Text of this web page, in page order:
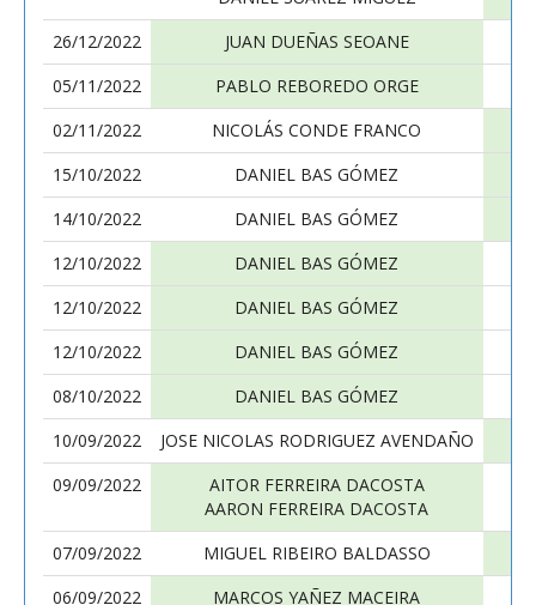
26/12/2022
JUAN DUEÑAS SEOANE
05/11/2022
PABLO REBOREDO ORGE
02/11/2022
NICOLÁS CONDE FRANCO
15/10/2022
DANIEL BAS GÓMEZ
14/10/2022
DANIEL BAS GÓMEZ
12/10/2022
DANIEL BAS GÓMEZ
12/10/2022
DANIEL BAS GÓMEZ
12/10/2022
DANIEL BAS GÓMEZ
08/10/2022
DANIEL BAS GÓMEZ
10/09/2022
JOSE NICOLAS RODRIGUEZ AVENDAÑO
09/09/2022
AITOR FERREIRA DACOSTA
AARON FERREIRA DACOSTA
07/09/2022
MIGUEL RIBEIRO BALDASSO
06/09/2022
MARCOS YAÑEZ MACEIRA